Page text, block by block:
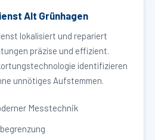
Alt Grünhagen
lokalisiert und repariert
präzise und effizient.
identifizieren
unnötiges Aufstemmen.
Messtechnik